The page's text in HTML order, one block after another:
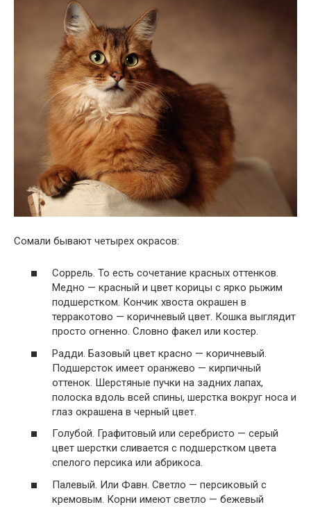
Сомали бывают четырех окрасов:
Соррель. То есть сочетание красных оттенков.
Медно — красный и цвет корицы с ярко рыжим
подшерстком. Кончик хвоста окрашен в
терракотово — коричневый цвет. Кошка выглядит
просто огненно. Словно факел или костер.
Радди. Базовый цвет красно — коричневый.
Подшерсток имеет оранжево — кирпичный
оттенок. Шерстяные пучки на задних лапах,
полоска вдоль всей спины, шерстка вокруг носа и
глаз окрашена в черный цвет.
Голубой. Графитовый или серебристо — серый
цвет шерстки сливается с подшерстком цвета
спелого персика или абрикоса.
Палевый. Или Фавн. Светло — персиковый с
кремовым. Корни имеют светло — бежевый